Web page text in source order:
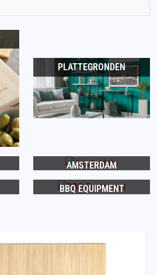
PLATTEGRONDEN
AMSTERDAM
BBQ EQUIPMENT